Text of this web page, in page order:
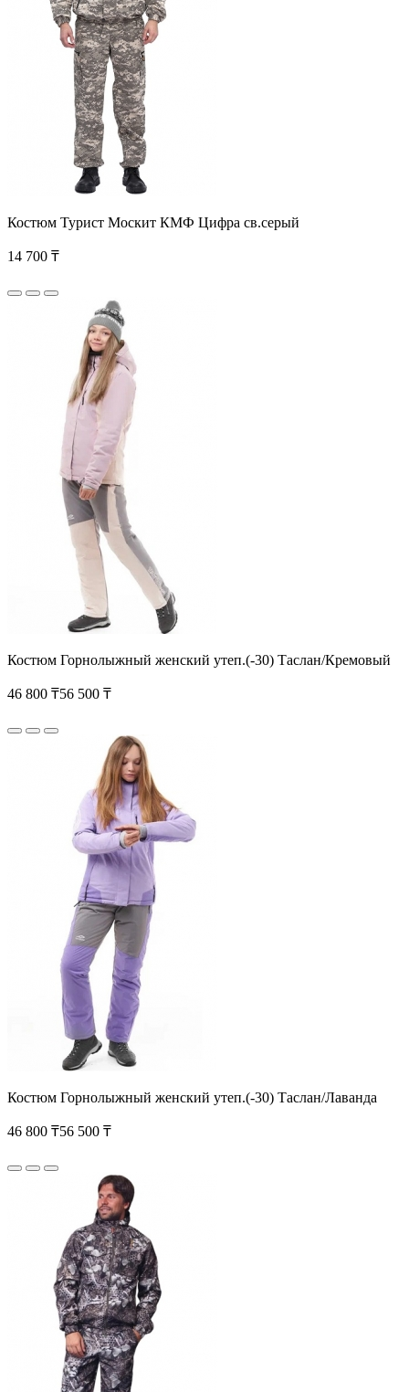
Костюм Турист Москит КМФ Цифра св.серый
14 700 ₸
Костюм Горнолыжный женский утеп.(-30) Таслан/Кремовый
46 800 ₸56 500 ₸
Костюм Горнолыжный женский утеп.(-30) Таслан/Лаванда
46 800 ₸56 500 ₸